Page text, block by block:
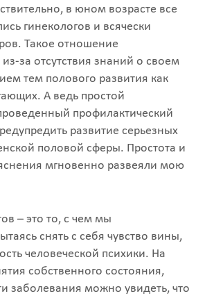
в юном возрасте все
гинекологов и всячески
Такое отношение
за отсутствия знаний о своем
тем полового развития как
А ведь простой
профилактический
развитие серьезных
половой сферы. Простота и
мгновенно развеяли мою
– это то, с чем мы
снять с себя чувство вины,
человеческой психики. На
собственного состояния,
заболевания можно увидеть, что